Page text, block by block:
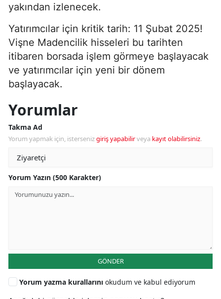
yakından izlenecek.
Yatırımcılar için kritik tarih: 11 Şubat 2025!
Vişne Madencilik hisseleri bu tarihten
itibaren borsada işlem görmeye başlayacak
ve yatırımcılar için yeni bir dönem
başlayacak.
Yorumlar
Takma Ad
Yorum yapmak için, istersenizgiriş yapabilirveya kayıt olabilirsiniz.
Yorum Yazın (500 Karakter)
GÖNDER
Yorum yazma kurallarını okudum ve kabul ediyorum